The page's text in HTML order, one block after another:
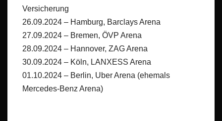
Versicherung
26.09.2024 – Hamburg, Barclays Arena
27.09.2024 – Bremen, ÖVP Arena
28.09.2024 – Hannover, ZAG Arena
30.09.2024 – Köln, LANXESS Arena
01.10.2024 – Berlin, Uber Arena (ehemals
Mercedes-Benz Arena)